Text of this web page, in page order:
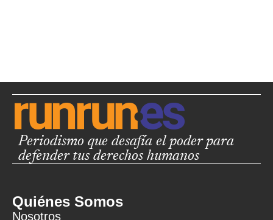
Periodismo que desafía el poder para
defender tus derechos humanos
Quiénes Somos
Nosotros